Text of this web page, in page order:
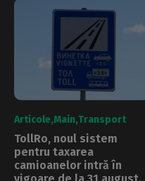
Articole Main Transport
TollRo, noul sistem
pentru taxarea
camioanelor intră în